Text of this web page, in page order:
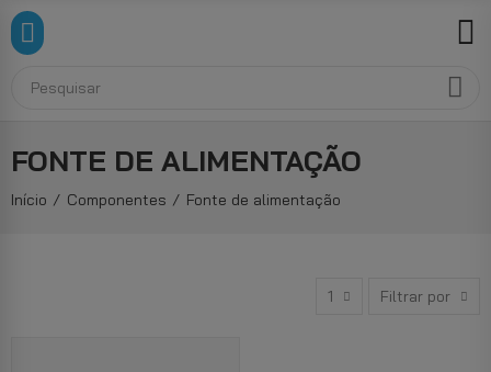
FONTE DE ALIMENTAÇÃO
Início Componentes Fonte de alimentação
1 Filtrar por